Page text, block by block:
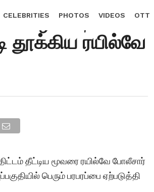
CELEBRITIES PHOTOS VIDEOS OTT
திட்டம்
தூக்கிய ரயில்வே
தீட்டிய மூவரை ரயில்வே போலீசார்
பெரும் பரபரப்பை ஏற்படுத்தி